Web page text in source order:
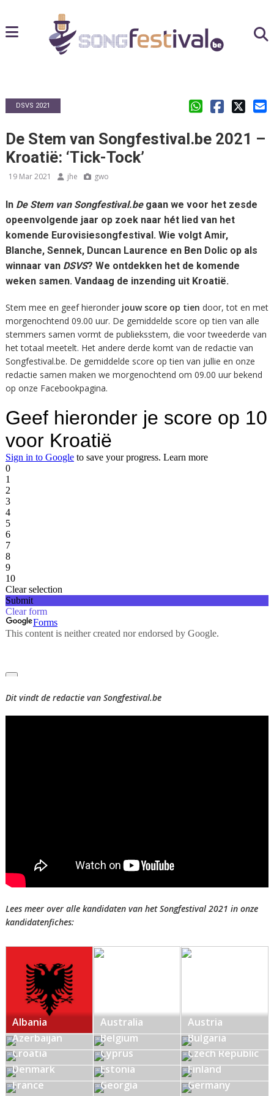
DSVS 2021
De Stem van Songfestival.be 2021 –
Kroatië: ‘Tick-Tock’
19 Mar 2021 jhe gwo
In De Stem van Songfestival.be gaan we voor het zesde
opeenvolgende jaar op zoek naar hét lied van het
komende Eurovisiesongfestival. Wie volgt Amir,
Blanche, Sennek, Duncan Laurence en Ben Dolic op als
winnaar van DSVS? We ontdekken het de komende
weken samen. Vandaag de inzending uit Kroatië.
Stem mee en geef hieronderjouw score op tien door, tot en met
morgenochtend 09.00 uur. De gemiddelde score op tien van alle
stemmers samen vormt de publieksstem, die voor tweederde van
het totaal meetelt. Het andere derde komt van de redactie van
Songfestival.be. De gemiddelde score op tien van jullie en onze
redactie samen maken we morgenochtend om 09.00 uur bekend
op onze Facebookpagina.
Dit vindt de redactie van Songfestival.be
Lees meer over alle kandidaten van het Songfestival 2021 in onze
kandidatenfiches:
Albania Australia
Austria
Azerbaijan
Belgium
Bulgaria
Croatia
Cyprus
Czech Republic
Denmark
Estonia
Finland
France
Georgia
Germany